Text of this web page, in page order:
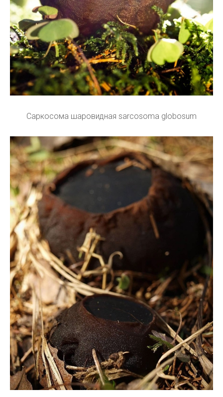
Саркосома шаровидная sarcosoma globosum